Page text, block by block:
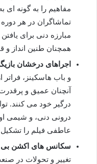
مفاهیم را به گونه
تماشاگران در هر
مبارزه دنی برای
همچنان طنین انداز و
اجراهای درخشان
و باب هاسکینز، فراتر
آنچنان عمیق و
درگیر خود می کنند.
درونی دنی، و شیمی
عاطفی فیلم را
سکانس های اکشن بی
تغییر و تحولات در